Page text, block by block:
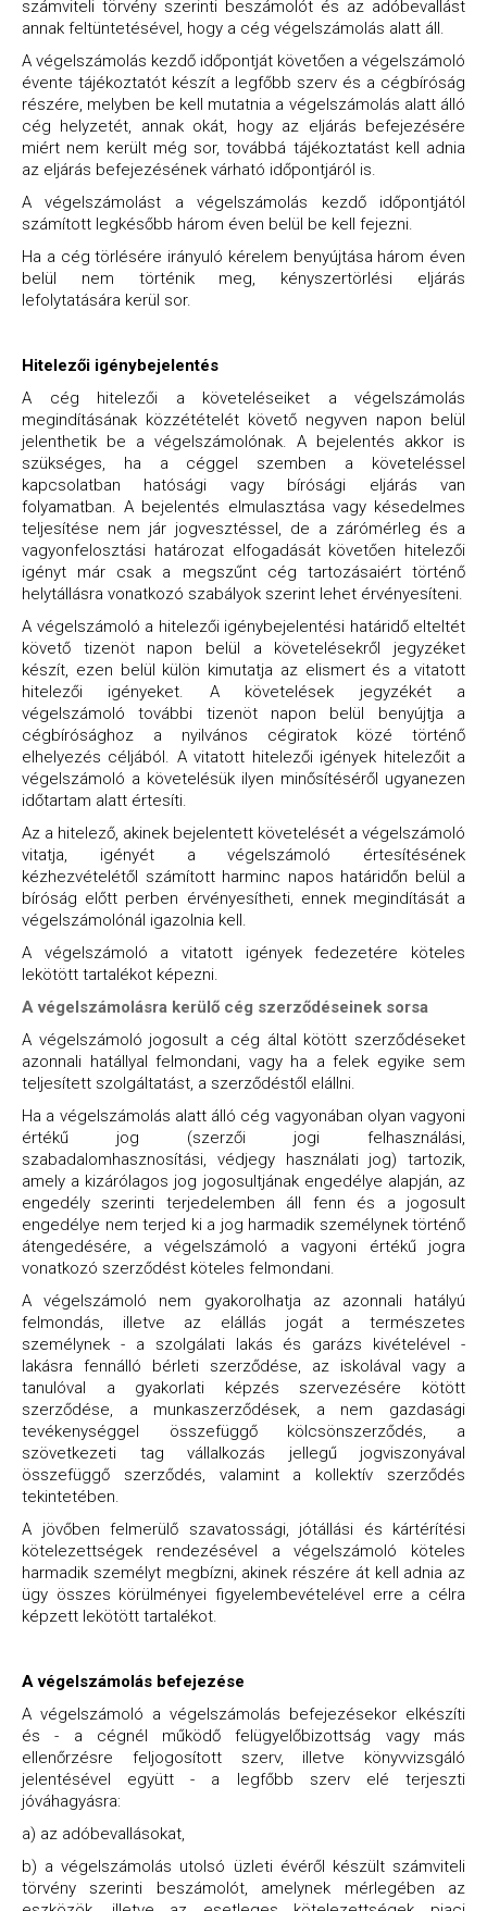
számviteli törvény szerinti beszámolót és az adóbevallást
annak feltüntetésével, hogy a cég végelszámolás alatt áll.
A végelszámolás kezdő időpontját követően a végelszámoló
évente tájékoztatót készít a legfőbb szerv és a cégbíróság
részére, melyben be kell mutatnia a végelszámolás alatt álló
cég helyzetét, annak okát, hogy az eljárás befejezésére
miért nem került még sor, továbbá tájékoztatást kell adnia
az eljárás befejezésének várható időpontjáról is.
A végelszámolást a végelszámolás kezdő időpontjától
számított legkésőbb három éven belül be kell fejezni.
Ha a cég törlésére irányuló kérelem benyújtása három éven
belül nem történik meg, kényszertörlési eljárás
lefolytatására kerül sor.
Hitelezői igénybejelentés
A cég hitelezői a követeléseiket a végelszámolás
megindításának közzétételét követő negyven napon belül
jelenthetik be a végelszámolónak. A bejelentés akkor is
szükséges, ha a céggel szemben a követeléssel
kapcsolatban hatósági vagy bírósági eljárás van
folyamatban. A bejelentés elmulasztása vagy késedelmes
teljesítése nem jár jogvesztéssel, de a zárómérleg és a
vagyonfelosztási határozat elfogadását követően hitelezői
igényt már csak a megszűnt cég tartozásaiért történő
helytállásra vonatkozó szabályok szerint lehet érvényesíteni.
A végelszámoló a hitelezői igénybejelentési határidő elteltét
követő tizenöt napon belül a követelésekről jegyzéket
készít, ezen belül külön kimutatja az elismert és a vitatott
hitelezői igényeket. A követelések jegyzékét a
végelszámoló további tizenöt napon belül benyújtja a
cégbírósághoz a nyilvános cégiratok közé történő
elhelyezés céljából. A vitatott hitelezői igények hitelezőit a
végelszámoló a követelésük ilyen minősítéséről ugyanezen
időtartam alatt értesíti.
Az a hitelező, akinek bejelentett követelését a végelszámoló
vitatja, igényét a végelszámoló értesítésének
kézhezvételétől számított harminc napos határidőn belül a
bíróság előtt perben érvényesítheti, ennek megindítását a
végelszámolónál igazolnia kell.
A végelszámoló a vitatott igények fedezetére köteles
lekötött tartalékot képezni.
A végelszámolásra kerülő cég szerződéseinek sorsa
A végelszámoló jogosult a cég által kötött szerződéseket
azonnali hatállyal felmondani, vagy ha a felek egyike sem
teljesített szolgáltatást, a szerződéstől elállni.
Ha a végelszámolás alatt álló cég vagyonában olyan vagyoni
értékű jog (szerzői jogi felhasználási,
szabadalomhasznosítási, védjegy használati jog) tartozik,
amely a kizárólagos jog jogosultjának engedélye alapján, az
engedély szerinti terjedelemben áll fenn és a jogosult
engedélye nem terjed ki a jog harmadik személynek történő
átengedésére, a végelszámoló a vagyoni értékű jogra
vonatkozó szerződést köteles felmondani.
A végelszámoló nem gyakorolhatja az azonnali hatályú
felmondás, illetve az elállás jogát a természetes
személynek - a szolgálati lakás és garázs kivételével -
lakásra fennálló bérleti szerződése, az iskolával vagy a
tanulóval a gyakorlati képzés szervezésére kötött
szerződése, a munkaszerződések, a nem gazdasági
tevékenységgel összefüggő kölcsönszerződés, a
szövetkezeti tag vállalkozás jellegű jogviszonyával
összefüggő szerződés, valamint a kollektív szerződés
tekintetében.
A jövőben felmerülő szavatossági, jótállási és kártérítési
kötelezettségek rendezésével a végelszámoló köteles
harmadik személyt megbízni, akinek részére át kell adnia az
ügy összes körülményei figyelembevételével erre a célra
képzett lekötött tartalékot.
A végelszámolás befejezése
A végelszámoló a végelszámolás befejezésekor elkészíti
és - a cégnél működő felügyelőbizottság vagy más
ellenőrzésre feljogosított szerv, illetve könyvvizsgáló
jelentésével együtt - a legfőbb szerv elé terjeszti
jóváhagyásra:
a) az adóbevallásokat,
b) a végelszámolás utolsó üzleti évéről készült számviteli
törvény szerinti beszámolót, amelynek mérlegében az